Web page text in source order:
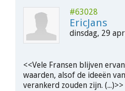
#63028
EricJans
dinsdag, 29
<<Vele Fransen blijven
waarden, alsof de ideeën
verankerd zouden zijn. (...)>>